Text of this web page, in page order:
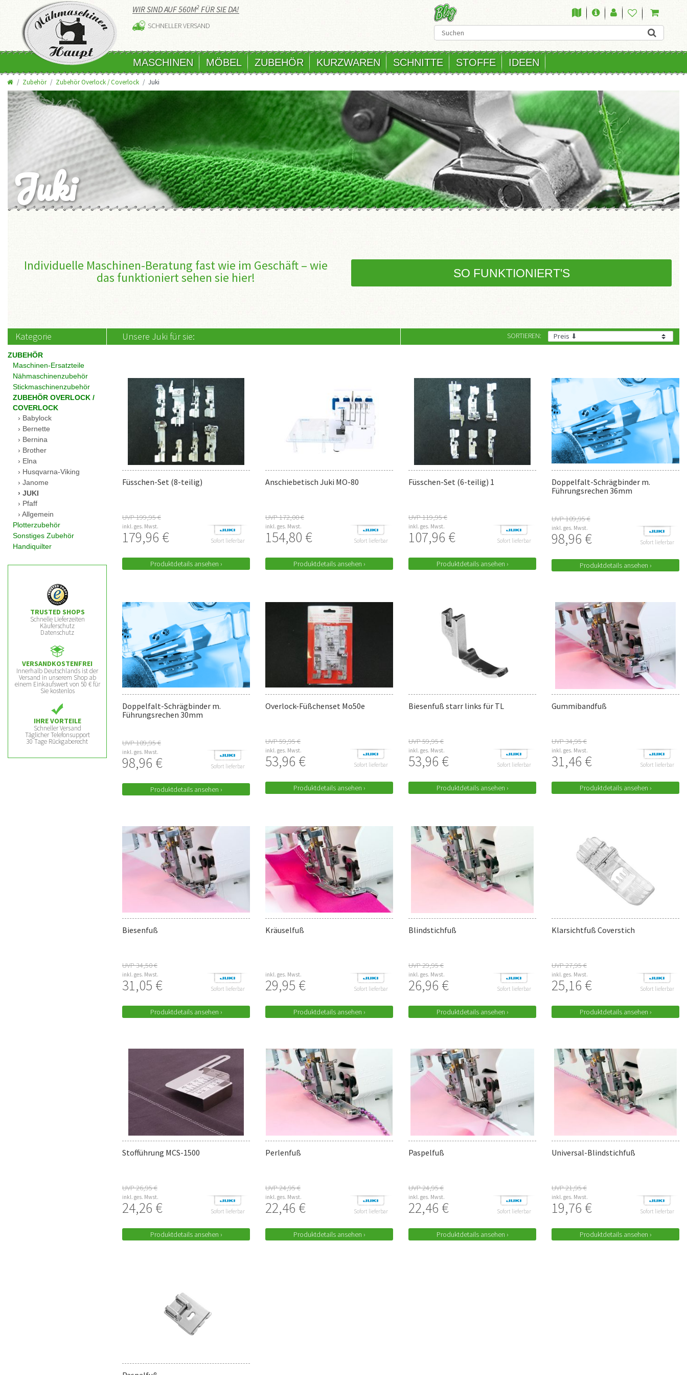
WIR SIND AUF 560M2 FÜR SIE DA!
SCHNELLER VERSAND
MASCHINEN MÖBEL ZUBEHÖR KURZWAREN SCHNITTE STOFFE IDEEN
Zubehör Zubehör Overlock / Coverlock Juki
Juki
Individuelle Maschinen-Beratung fast wie im Geschäft – wie
das funktioniert sehen sie hier! SO FUNKTIONIERT'S
Kategorie Unsere Juki für sie: SORTIEREN:
ZUBEHÖR
Maschinen-Ersatzteile
Nähmaschinenzubehör
Stickmaschinenzubehör
ZUBEHÖR OVERLOCK /
COVERLOCK
Babylock
Bernette
Bernina
Brother
Elna
Husqvarna-Viking
Janome
JUKI
Pfaff
Allgemein
Plotterzubehör
Sonstiges Zubehör
Handiquilter
TRUSTED SHOPS
Schnelle Lieferzeiten
Käuferschutz
Datenschutz
VERSANDKOSTENFREI
Innerhalb Deutschlands ist der
Versand in unserem Shop ab
einem Einkaufswert von 50 € für
Sie kostenlos
IHRE VORTEILE
Schneller Versand
Täglicher Telefonsupport
30 Tage Rückgaberecht
Füsschen-Set (8-teilig)
UVP 199,95 €
inkl. ges. Mwst.
179,96 € Sofort lieferbar
Produktdetails ansehen ›
Anschiebetisch Juki MO-80
UVP 172,00 €
inkl. ges. Mwst.
154,80 € Sofort lieferbar
Produktdetails ansehen ›
Füsschen-Set (6-teilig) 1
UVP 119,95 €
inkl. ges. Mwst.
107,96 € Sofort lieferbar
Produktdetails ansehen ›
Doppelfalt-Schrägbinder m.
Führungsrechen 36mm
UVP 109,95 €
inkl. ges. Mwst.
98,96 € Sofort lieferbar
Produktdetails ansehen ›
Doppelfalt-Schrägbinder m.
Führungsrechen 30mm
UVP 109,95 €
inkl. ges. Mwst.
98,96 € Sofort lieferbar
Produktdetails ansehen ›
Overlock-Füßchenset Mo50e
UVP 59,95 €
inkl. ges. Mwst.
53,96 € Sofort lieferbar
Produktdetails ansehen ›
Biesenfuß starr links für TL
UVP 59,95 €
inkl. ges. Mwst.
53,96 € Sofort lieferbar
Produktdetails ansehen ›
Gummibandfuß
UVP 34,95 €
inkl. ges. Mwst.
31,46 € Sofort lieferbar
Produktdetails ansehen ›
Biesenfuß
UVP 34,50 €
inkl. ges. Mwst.
31,05 € Sofort lieferbar
Produktdetails ansehen ›
Kräuselfuß
inkl. ges. Mwst.
29,95 € Sofort lieferbar
Produktdetails ansehen ›
Blindstichfuß
UVP 29,95 €
inkl. ges. Mwst.
26,96 € Sofort lieferbar
Produktdetails ansehen ›
Klarsichtfuß Coverstich
UVP 27,95 €
inkl. ges. Mwst.
25,16 € Sofort lieferbar
Produktdetails ansehen ›
Stofführung MCS-1500
UVP 26,95 €
inkl. ges. Mwst.
24,26 € Sofort lieferbar
Produktdetails ansehen ›
Perlenfuß
UVP 24,95 €
inkl. ges. Mwst.
22,46 € Sofort lieferbar
Produktdetails ansehen ›
Paspelfuß
UVP 24,95 €
inkl. ges. Mwst.
22,46 € Sofort lieferbar
Produktdetails ansehen ›
Universal-Blindstichfuß
UVP 21,95 €
inkl. ges. Mwst.
19,76 € Sofort lieferbar
Produktdetails ansehen ›